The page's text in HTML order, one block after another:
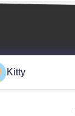
Kitty